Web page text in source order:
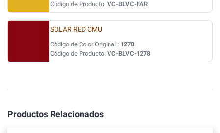
Código de Producto: VC-BLVC-FAR
SOLAR RED CMU
Código de Color Original : 1278
Código de Producto: VC-BLVC-1278
Productos Relacionados